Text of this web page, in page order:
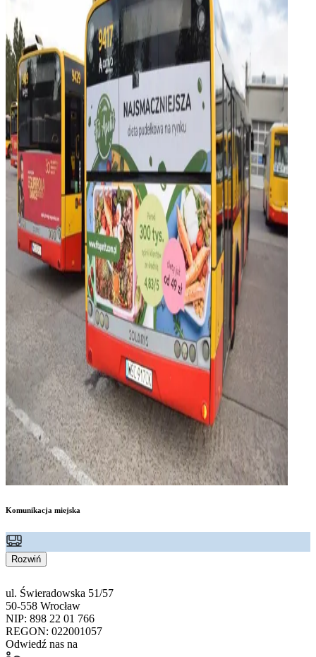
Komunikacja miejska
Rozwiń
ul. Świeradowska 51/57
50-558 Wrocław
NIP: 898 22 01 766
REGON: 022001057
Odwiedź nas na